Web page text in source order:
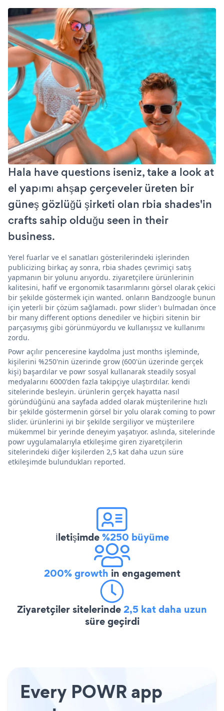
Hala have questions iseniz, take a look at
el yapımı ahşap çerçeveler üreten bir
güneş gözlüğü şirketi olan rbia shades'in
crafts sahip olduğu seen in their
business.
Yerel fuarlar ve el sanatları gösterilerindeki işlerinden
publicizing birkaç ay sonra, rbia shades çevrimiçi satış
yapmanın bir yolunu arıyordu. ziyaretçilere ürünlerinin
kalitesini, hafif ve ergonomik tasarımlarını görsel olarak çekici
bir şekilde göstermek için wanted. onların Bandzoogle bunun
için yeterli bir çözüm sağlamadı. powr slider'ı bulmadan önce
bir many different options denediler ve hiçbiri sitenin bir
parçasıymış gibi görünmüyordu ve kullanışsız ve kullanımı
zordu.
Powr açılır penceresine kaydolma just months işleminde,
kişilerini %250'nin üzerinde grow (600'ün üzerinde gerçek
kişi) başardılar ve powr sosyal kullanarak steadily sosyal
medyalarını 6000'den fazla takipçiye ulaştırdılar. kendi
sitelerinde besleyin. ürünlerin gerçek hayatta nasıl
göründüğünü ana sayfada added olarak müşterilerine hızlı
bir şekilde göstermenin görsel bir yolu olarak coming to powr
slider. ürünlerini iyi bir şekilde sergiliyor ve müşterilere
mükemmel bir yerinde deneyim yaşatıyor. aslında, sitelerinde
powr uygulamalarıyla etkileşime giren ziyaretçilerin
sitelerindeki diğer kişilerden 2,5 kat daha uzun süre
etkileşimde bulundukları reported.
İletişimde%250 büyüme
200% growth in engagement
Ziyaretçiler sitelerinde2,5 kat daha uzun
süre geçirdi
Every POWR app